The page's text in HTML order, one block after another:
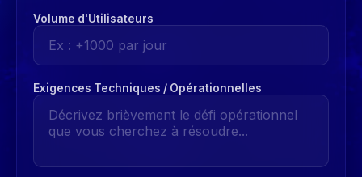
Volume d'Utilisateurs
Exigences Techniques / Opérationnelles